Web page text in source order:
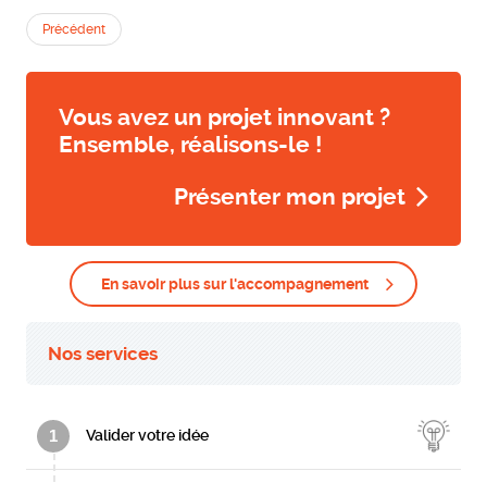
Précédent
Vous avez un projet innovant ?
Ensemble, réalisons-le !
Présenter mon projet
En savoir plus sur l'accompagnement
Nos services
1 Valider votre idée